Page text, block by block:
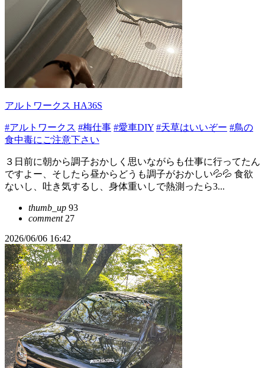
アルトワークス HA36S
#アルトワークス #梅仕事 #愛車DIY #天草はいいぞー #鳥の
食中毒にご注意下さい
３日前に朝から調子おかしく思いながらも仕事に行ってたん
ですよー、そしたら昼からどうも調子がおかしい💦💦 食欲
ないし、吐き気するし、身体重いしで熱測ったら3...
thumb_up 93
comment27
2026/06/06 16:42